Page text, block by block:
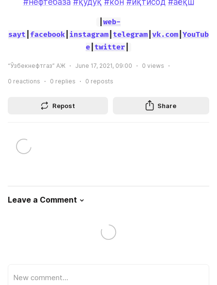
web-
sayt facebook instagram telegram vk.com YouTub
e| twitter|
“Ўзбекнефтгаз” АЖ June 17, 2021, 09:00 0 views
0 reactions 0 replies 0 reposts
Repost Share
Leave a Comment